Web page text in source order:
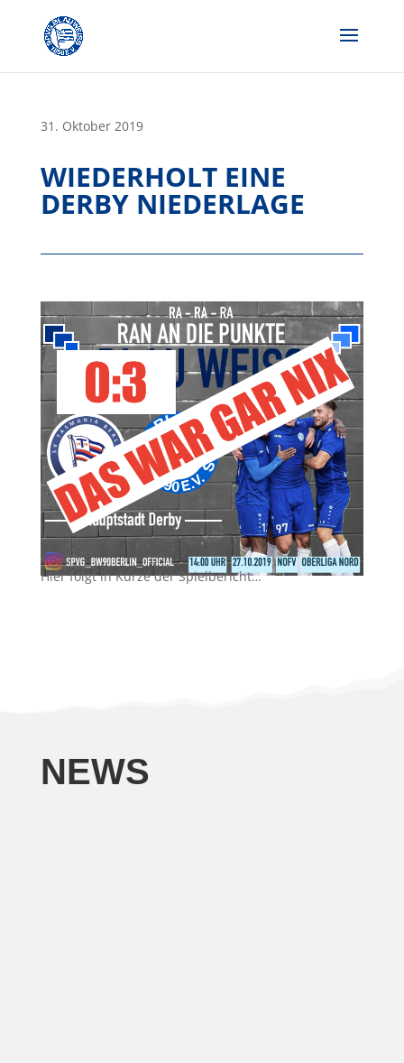
content
31. Oktober 2019
WIEDERHOLT EINE
DERBY NIEDERLAGE
Hier folgt in Kürze der Spielbericht…
NEWS